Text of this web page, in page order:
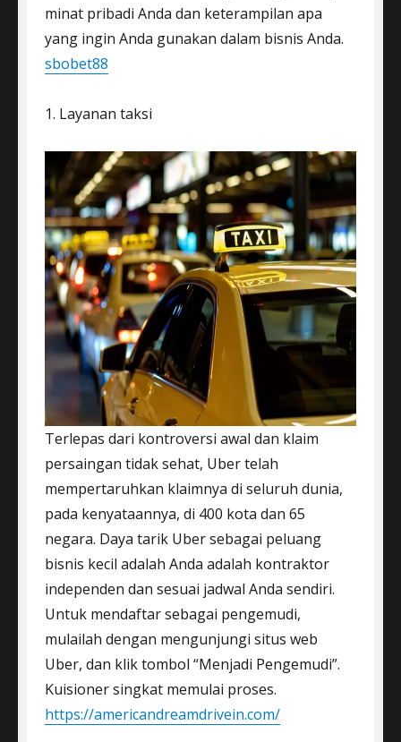
minat pribadi Anda dan keterampilan apa
yang ingin Anda gunakan dalam bisnis Anda.
sbobet88
1. Layanan taksi
Terlepas dari kontroversi awal dan klaim
persaingan tidak sehat, Uber telah
mempertaruhkan klaimnya di seluruh dunia,
pada kenyataannya, di 400 kota dan 65
negara. Daya tarik Uber sebagai peluang
bisnis kecil adalah Anda adalah kontraktor
independen dan sesuai jadwal Anda sendiri.
Untuk mendaftar sebagai pengemudi,
mulailah dengan mengunjungi situs web
Uber, dan klik tombol “Menjadi Pengemudi”.
Kuisioner singkat memulai proses.
https://americandreamdrivein.com/